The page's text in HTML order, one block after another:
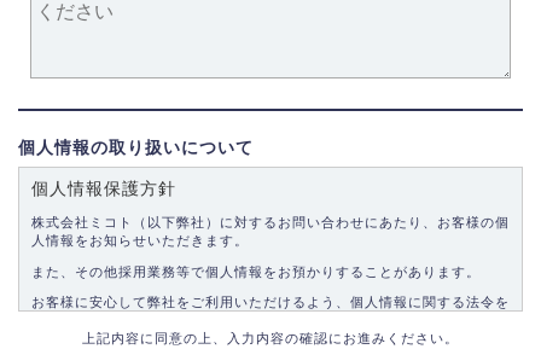
個人情報の取り扱いについて
個人情報保護方針
株式会社ミコト（以下弊社）に対するお問い合わせにあたり、お客様の個
人情報をお知らせいただきます。
また、その他採用業務等で個人情報をお預かりすることがあります。
お客様に安心して弊社をご利用いただけるよう、個人情報に関する法令を
上記内容に同意の上、入力内容の確認にお進みください。